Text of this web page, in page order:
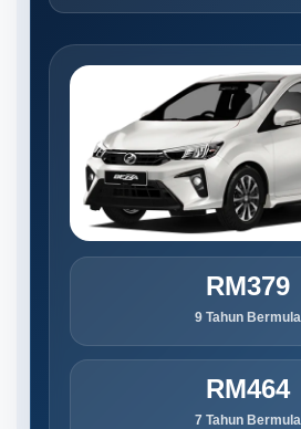
RM379
9 Tahun Bermula
RM464
7 Tahun Bermula